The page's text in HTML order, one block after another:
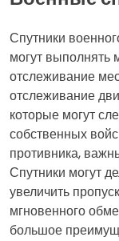
Спутники
могут выполнять
отслеживание
отслеживание
которые могут
собственных
противника,
Спутники могут
увеличить
мгновенного
большое